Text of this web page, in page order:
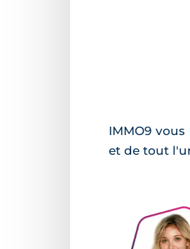
IMMO9
et de tout